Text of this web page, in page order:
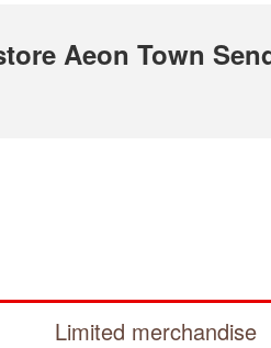
Aeon Town
Limited merchandise